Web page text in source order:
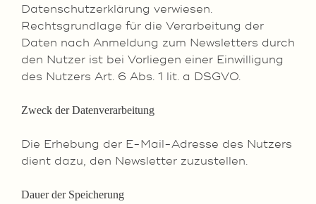
Datenschutzerklärung verwiesen.
Rechtsgrundlage für die Verarbeitung der
Daten nach Anmeldung zum Newsletters durch
den Nutzer ist bei Vorliegen einer Einwilligung
des Nutzers Art. 6 Abs. 1 lit. a DSGVO.
Zweck der Datenverarbeitung
Die Erhebung der E-Mail-Adresse des Nutzers
dient dazu, den Newsletter zuzustellen.
Dauer der Speicherung